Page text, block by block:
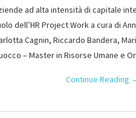
ad alta intensità di capitale
dell’HR Project Work a cura di
Cagnin, Riccardo Bandera,
– Master in Risorse Umane e
Continue Reading